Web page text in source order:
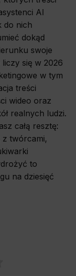
AI
do nich
dokąd
swoje
się w 2026
w tym
treści
wideo oraz
realnych ludzi.
całą resztę:
z twórcami,
to
na dziesięć